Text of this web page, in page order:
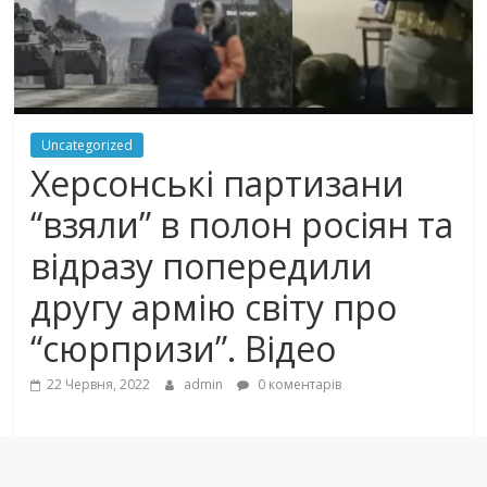
Uncategorized
Херсонські партизани
“взяли” в полон росіян та
відразу попередили
другу армію світу про
“сюрпризи”. Відео
22 Червня, 2022 admin 0 коментарів